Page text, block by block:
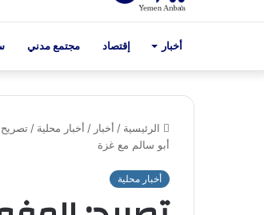
أخبار إقتصاد مجتمع مدني
الرئيسية / أخبار / أخبار محلية /
أبو سالم مع غزة
أخبار محلية